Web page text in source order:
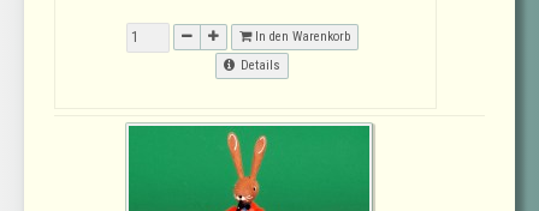
In den Warenkorb
Details